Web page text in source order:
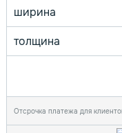
ширина
толщина
Отсрочка платежа для